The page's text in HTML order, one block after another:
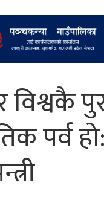
विश्वकै
पर्व हो: